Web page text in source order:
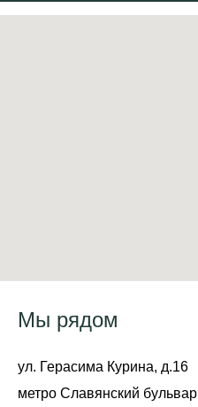
Мы рядом
ул. Герасима Курина, д.16
метро Славянский бульвар